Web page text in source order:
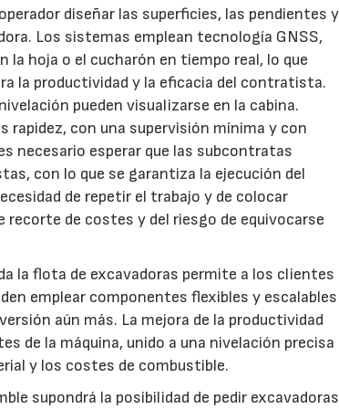
diseñar las superficies, las pendientes y
Los sistemas emplean tecnología GNSS,
hoja o el cucharón en tiempo real, lo que
la productividad y la eficacia del contratista.
pueden visualizarse en la cabina.
rapidez, con una supervisión mínima y con
necesario esperar que las subcontratas
con lo que se garantiza la ejecución del
de repetir el trabajo y de colocar
de costes y del riesgo de equivocarse
la flota de excavadoras permite a los clientes
emplear componentes flexibles y escalables
aún más. La mejora de la productividad
de la máquina, unido a una nivelación precisa
y los costes de combustible.
supondrá la posibilidad de pedir excavadoras